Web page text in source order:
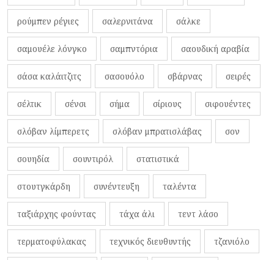
ρούμπεν ρέγιες σαλερνιτάνα σάλκε
σαμουέλε λόνγκο σαμπντόρια σαουδική αραβία
σάσα καλάιτζιτς σασουόλο σβάρνας σειρές
σέλτικ σένσι σήμα σίριους σιφουέντες
σλόβαν λίμπερετς σλόβαν μπρατισλάβας σον
σουηδία σουντιρόλ στατιστικά
στουτγκάρδη συνέντευξη ταλέντα
ταξιάρχης φούντας τάχα άλι τεντ λάσο
τερματοφύλακας τεχνικός διευθυντής τζανιόλο